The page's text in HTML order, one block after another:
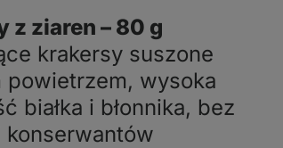
z ziaren ⁠–⁠ 80 g
krakersy suszone
powietrzem, wysoka
białka i błonnika, bez
konserwantów